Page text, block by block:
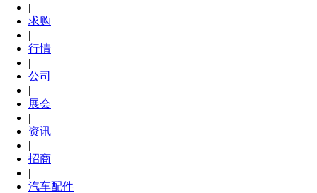
|
求购
|
行情
|
公司
|
展会
|
资讯
|
招商
|
汽车配件